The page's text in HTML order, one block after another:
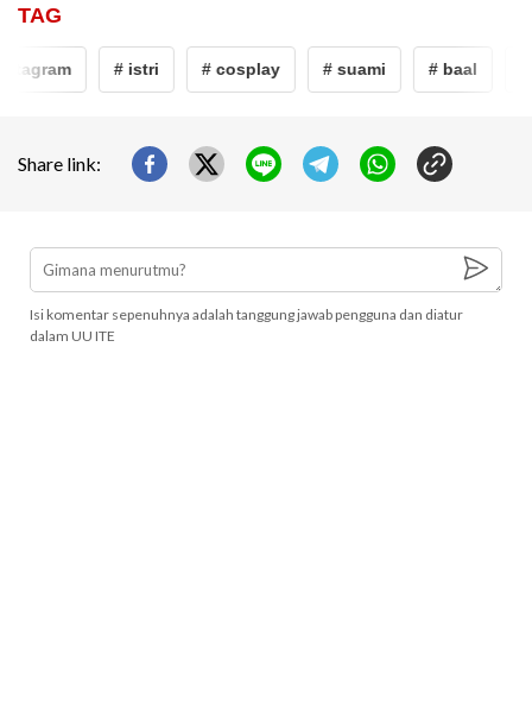
TAG
# istri # cosplay # suami # baal
Share link:
Isi komentar sepenuhnya adalah tanggung jawab pengguna dan diatur
dalam UU ITE